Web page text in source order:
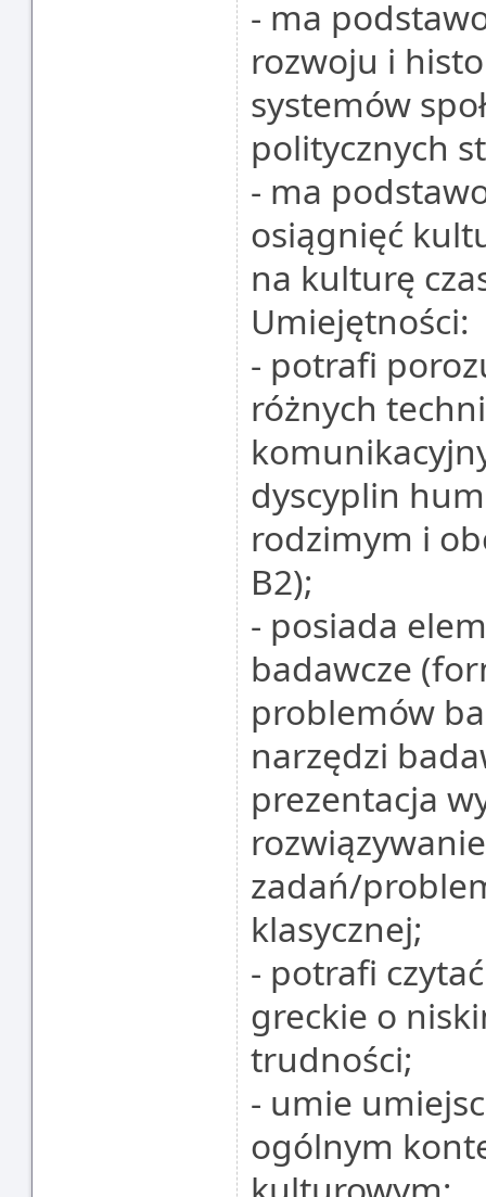
- ma
rozwoju i
systemów
politycznych
- ma
osiągnięć
na kulturę
Umiejętności:
- potrafi
różnych
dyscyplin
rodzimym i
B2);
- posiada
badawcze
problemów
narzędzi
prezentacja
zadań/
klasycznej;
- potrafi
greckie o
trudności;
- umie
ogólnym